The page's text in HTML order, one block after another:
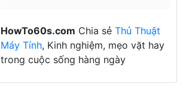
HowTo60s.com Chia sẻ Thủ Thuật
Máy Tính, Kinh nghiệm, mẹo vặt hay
trong cuộc sống hàng ngày